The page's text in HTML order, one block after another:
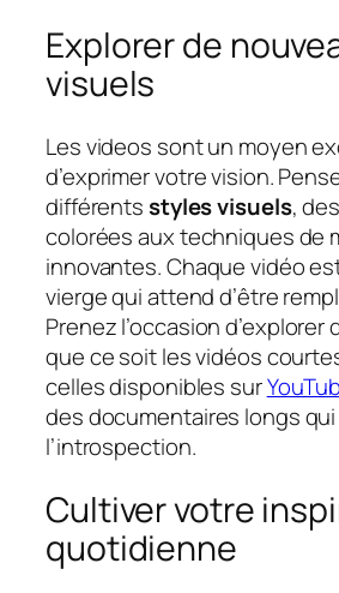
Explorer de
visuels
Les videos sont un moyen
d’exprimer votre vision.
différentsstyles visuels,
colorées aux techniques de
innovantes. Chaque vidéo
vierge qui attend d’être
Prenez l’occasion d’explorer
que ce soit les vidéos
celles disponibles sur
des documentaires longs
l’introspection.
Cultiver votre
quotidienne